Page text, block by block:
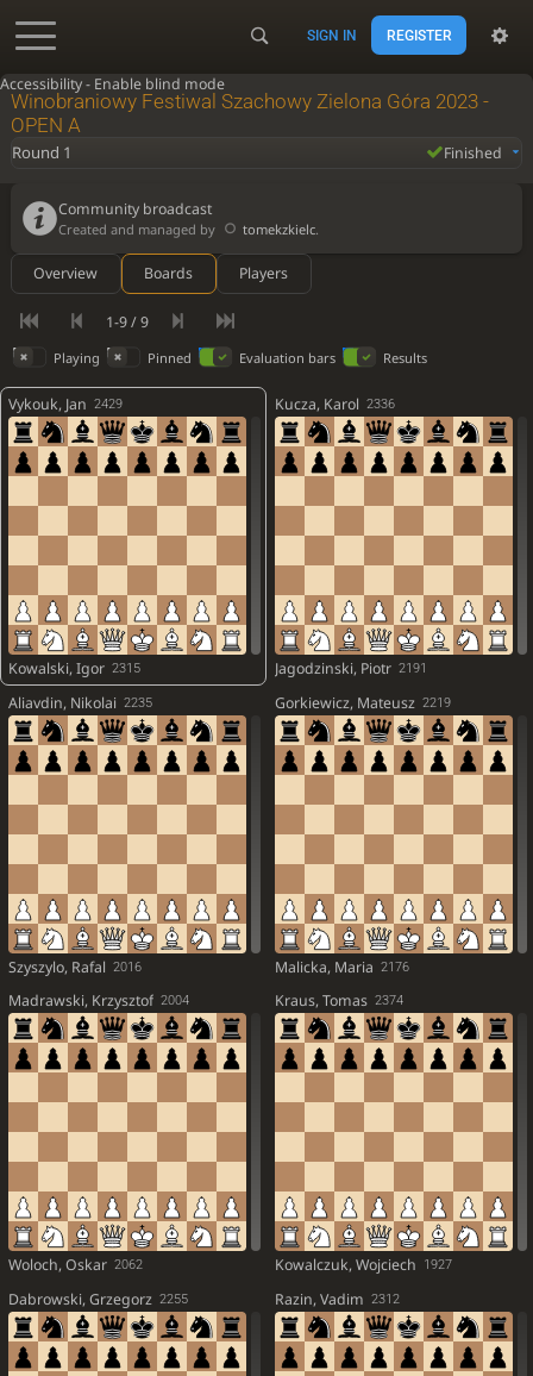
Accessibility - Enable blind mode
SIGN IN REGISTER
Winobraniowy Festiwal Szachowy Zielona Góra 2023 -
OPEN A
Round 1 Finished
Community broadcast
Created and managed by tomekzkielc.
Overview Boards Players
1-9 / 9
Playing Pinned Evaluation bars Results
Vykouk, Jan 2429
Kowalski, Igor 2315
Kucza, Karol 2336
Jagodzinski, Piotr 2191
Aliavdin, Nikolai 2235
Szyszylo, Rafal 2016
Gorkiewicz, Mateusz 2219
Malicka, Maria 2176
Madrawski, Krzysztof 2004
Woloch, Oskar 2062
Kraus, Tomas 2374
Kowalczuk, Wojciech 1927
Dabrowski, Grzegorz 2255 Razin, Vadim 2312